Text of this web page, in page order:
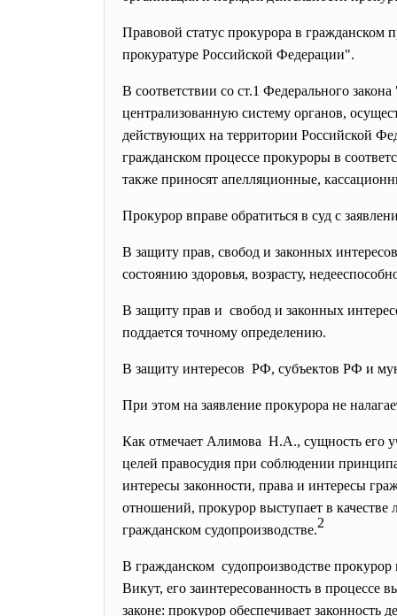
Правовой статус прокурора в
прокуратуре Российской Федерации".
В соответствии со ст.1 Федерального
централизованную систему органов,
действующих на территории Российской
гражданском процессе прокуроры в
также приносят апелляционные,
Прокурор вправе обратиться в суд с
В защиту прав, свобод и законных
состоянию здоровья, возрасту,
В защиту прав и свобод и законных
поддается точному определению.
В защиту интересов РФ, субъектов РФ и
При этом на заявление прокурора не
Как отмечает Алимова Н.А., сущность его
целей правосудия при соблюдении
интересы законности, права и интересы
отношений, прокурор выступает в
гражданском судопроизводстве.2
В гражданском судопроизводстве
Викут, его заинтересованность в процессе
законе: прокурор обеспечивает законность